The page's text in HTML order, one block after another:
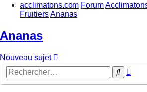
acclimatons.com Forum
FruitiersAnanas
Ananas
Nouveau sujet